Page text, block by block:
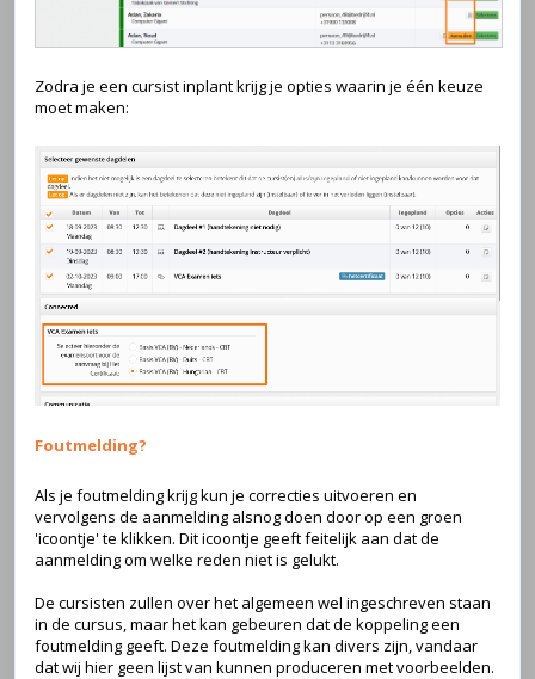
Zodra je een cursist inplant krijg je opties waarin je één keuze
moet maken:
Foutmelding?
Als je foutmelding krijg kun je correcties uitvoeren en
vervolgens de aanmelding alsnog doen door op een groen
'icoontje' te klikken. Dit icoontje geeft feitelijk aan dat de
aanmelding om welke reden niet is gelukt.
De cursisten zullen over het algemeen wel ingeschreven staan
in de cursus, maar het kan gebeuren dat de koppeling een
foutmelding geeft. Deze foutmelding kan divers zijn, vandaar
dat wij hier geen lijst van kunnen produceren met voorbeelden.